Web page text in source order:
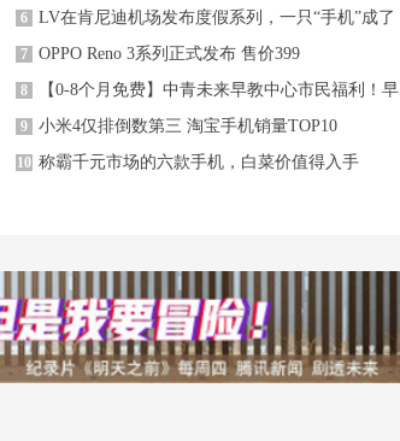
6 LV在肯尼迪机场发布度假系列，一只“手机”成了
7 OPPO Reno 3系列正式发布 售价399
8 【0-8个月免费】中青未来早教中心市民福利！早
9 小米4仅排倒数第三 淘宝手机销量TOP10
10 称霸千元市场的六款手机，白菜价值得入手